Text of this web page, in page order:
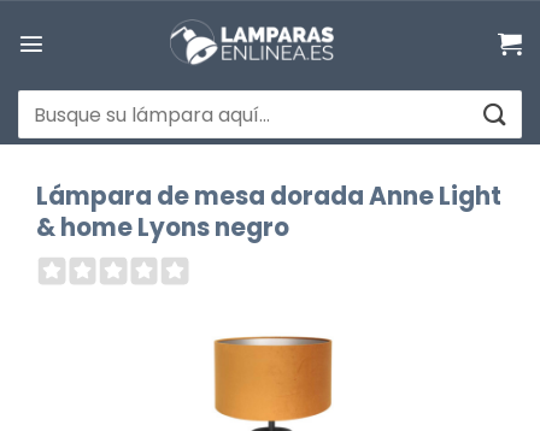
Buscar
por:
Lámpara de mesa dorada Anne Light
& home Lyons negro